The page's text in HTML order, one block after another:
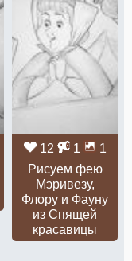
12 1
1
Рисуем фею
Мэривезу,
Флору и Фауну
из Спящей
красавицы